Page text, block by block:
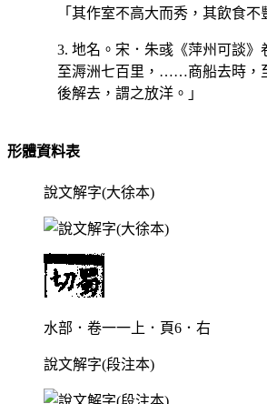
「其作室不高大而秀，其飲食不
3. 地名。宋．朱彧《萍州可談》
至溽洲七百里，……商船去時，
後解去，謂之放洋。」
形體資料表
說文解字(大徐本)
水部．卷一一上．頁6．右
說文解字(段注本)